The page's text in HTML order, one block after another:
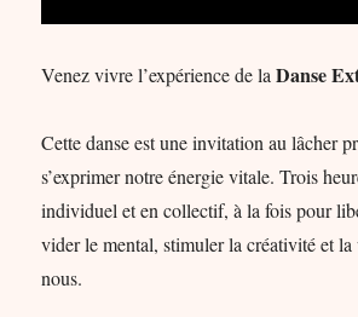
Venez vivre l’expérience de laDanse
Cette danse est une invitation au lâcher
s’exprimer notre énergie vitale. Trois
individuel et en collectif, à la fois pour
vider le mental, stimuler la créativité et
nous.